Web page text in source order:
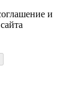
и
сайта